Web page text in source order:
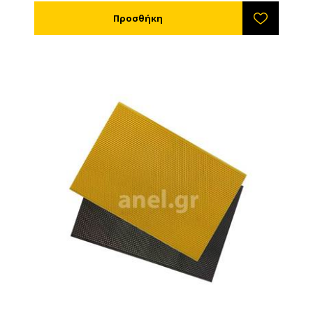
κλείνετε ή να τις ανοίγετε κατά βούληση. • Με
οδοντωτή επιφάνεια για σταθεροποίηση της επάνω